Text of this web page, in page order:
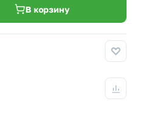
В корзину